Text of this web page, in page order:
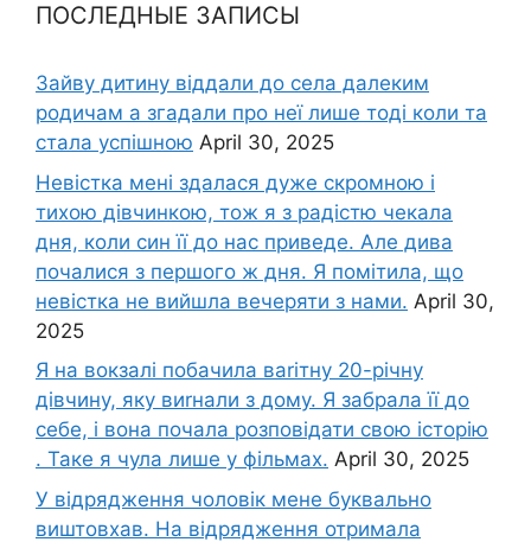
ПОСЛЕДНЫЕ ЗАПИСЫ
Зайву дитину віддали до села далеким
родичам а згадали про неї лише тоді коли та
стала успішною April 30, 2025
Невістка мені здалася дуже скромною і
тихою дівчинкою, тож я з радістю чекала
дня, коли син її до нас приведе. Але дива
почалися з першого ж дня. Я помітила, що
невістка не вийшла вечеряти з нами. April 30,
2025
Я на вокзалі побачила ваrітну 20-річну
дівчину, яку виrнали з дому. Я забрала її до
себе, і вона почала розповідати свою історію
. Таке я чула лише у фільмах. April 30, 2025
У відрядження чоловік мене буквально
виштовхав. На відрядження отримала